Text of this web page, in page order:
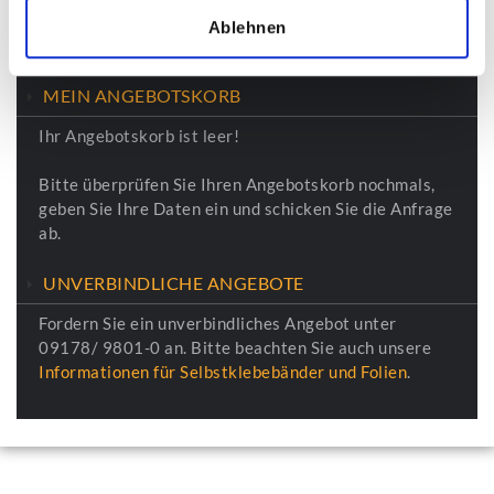
Ablehnen
MEIN ANGEBOTSKORB
Ihr Angebotskorb ist leer!
Bitte überprüfen Sie Ihren Angebotskorb nochmals,
geben Sie Ihre Daten ein und schicken Sie die Anfrage
ab.
UNVERBINDLICHE ANGEBOTE
Fordern Sie ein unverbindliches Angebot unter
09178/ 9801-0 an. Bitte beachten Sie auch unsere
Informationen für Selbstklebebänder und Folien.